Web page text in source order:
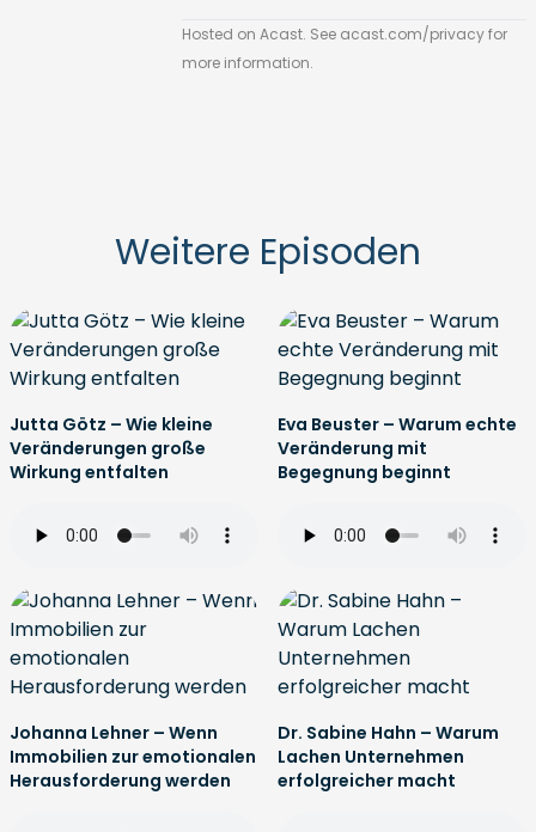
Hosted on Acast. See acast.com/privacyfor
more information.
Weitere Episoden
Jutta Götz – Wie kleine
Veränderungen große
Wirkung entfalten
Eva Beuster – Warum echte
Veränderung mit
Begegnung beginnt
Johanna Lehner – Wenn
Immobilien zur emotionalen
Herausforderung werden
Dr. Sabine Hahn – Warum
Lachen Unternehmen
erfolgreicher macht